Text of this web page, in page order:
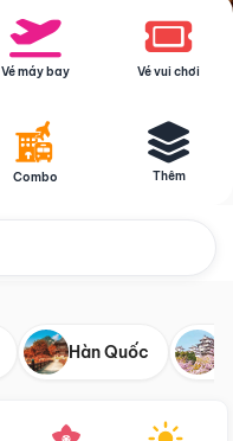
Vé máy bay Vé vui chơi
Combo Thêm
Hàn Quốc